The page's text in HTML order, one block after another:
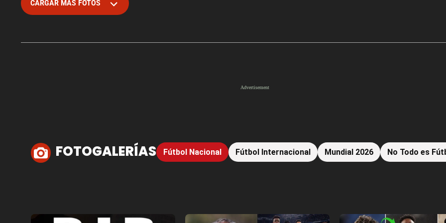
CARGAR MÁS FOTOS
FOTOGALERÍAS Fútbol Nacional Fútbol Internacional Mundial 2026 No Todo es